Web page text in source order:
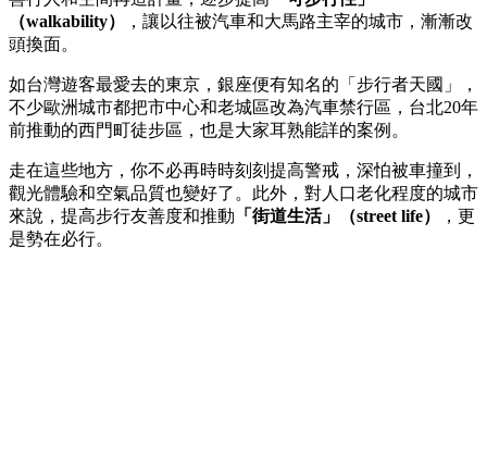
（walkability）
，讓以往被汽車和大馬路主宰的城市，漸漸改
頭換面。
如台灣遊客最愛去的東京，銀座便有知名的「步行者天國」，
不少歐洲城市都把市中心和老城區改為汽車禁行區，台北20年
前推動的西門町徒步區，也是大家耳熟能詳的案例。
走在這些地方，你不必再時時刻刻提高警戒，深怕被車撞到，
觀光體驗和空氣品質也變好了。此外，對人口老化程度的城市
來說，提高步行友善度和推動 「街道生活」（street life）
，更
是勢在必行。